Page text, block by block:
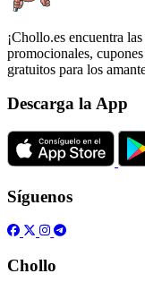
¡Chollo.es encuentra
promocionales,
gratuitos para los
Descarga la App
Síguenos
Chollo